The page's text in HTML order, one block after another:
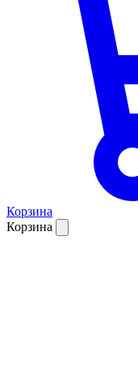
Корзина
Корзина